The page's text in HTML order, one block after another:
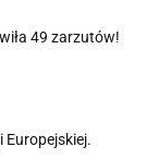
49 zarzutów!
Europejskiej.